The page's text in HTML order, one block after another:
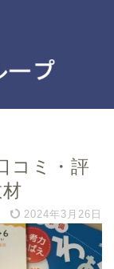
コミ・評
2024年3月26日